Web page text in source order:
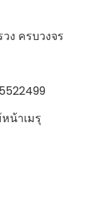
ง ครบวงจร
น้าเมรุ